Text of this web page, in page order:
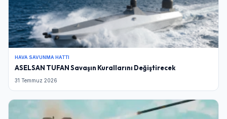
HAVA SAVUNMA HATTI
ASELSAN TUFAN Savaşın Kurallarını Değiştirecek
31 Temmuz 2026